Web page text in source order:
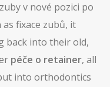
v nové pozici po
as fixace zubů, it
back into their old,
péče o retainer, all
into orthodontics